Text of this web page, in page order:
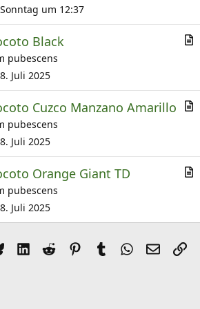
Sonntag um 12:37
i
Black
pubescens
Juli 2025
i
Cuzco Manzano Amarillo
pubescens
Juli 2025
i
Orange Giant TD
pubescens
Juli 2025
BlueskyLinkedIn
Reddit Pinterest
Tumblr WhatsApp
E-Mail